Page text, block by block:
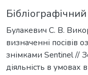
Булакевич С. В.
визначенні посівів
знімками Sentinel //
діяльність в умовах